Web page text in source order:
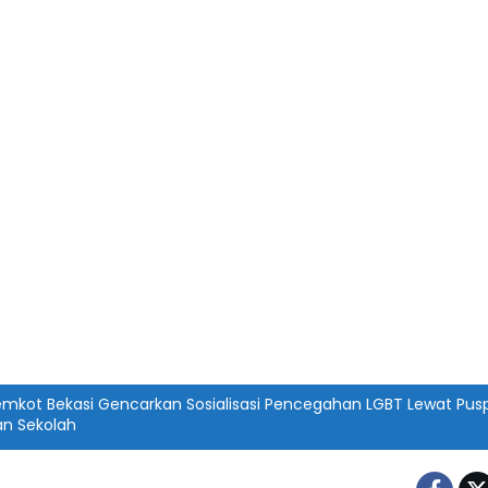
Bekasi Gencarkan Sosialisasi Pencegahan LGBT Lewat
Sekolah